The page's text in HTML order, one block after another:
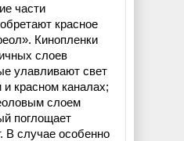
части
красное
Кинопленки
слоев
улавливают свет
красном каналах;
слоем
поглощает
В случае особенно